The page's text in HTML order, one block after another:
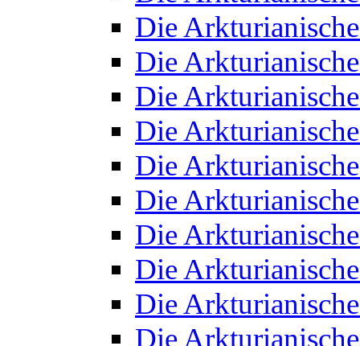
Die
Die
Die
Die
Die
Die
Die
Die
Die
Die